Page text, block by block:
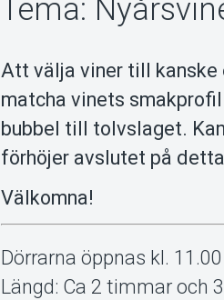
Tema:
Att välja viner till
matcha vinets
bubbel till tolvslaget.
förhöjer avslutet på
Välkomna!
Dörrarna öppnas kl. 11.00
Längd: Ca 2 timmar och